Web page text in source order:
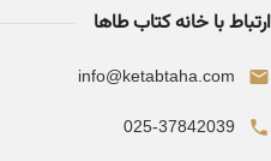
ارتباط با خانه کتاب طاها
info@ketabtaha.com
025-37842039